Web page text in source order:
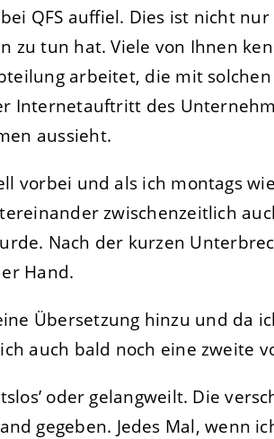
QFS auffiel. Dies ist nicht
zu tun hat. Viele von Ihnen
arbeitet, die mit
Internetauftritt des
aussieht.
vorbei und als ich montags
zwischenzeitlich
Nach der kurzen
Hand.
Übersetzung hinzu und da
auch bald noch eine zweite
oder gelangweilt. Die
gegeben. Jedes Mal, wenn